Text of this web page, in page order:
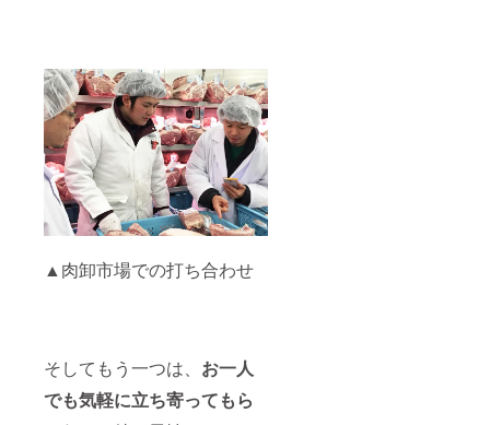
▲肉卸市場での打ち合わせ
そしてもう一つは、 お一人
でも気軽に立ち寄ってもら